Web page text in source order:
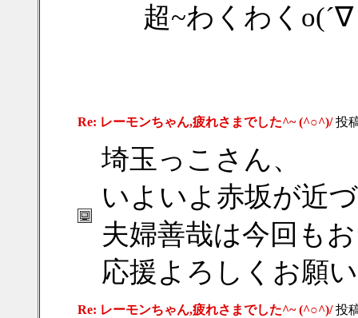
超~わくわくo(´∇
Re: レーモンちゃん,疲れさまでした^~ (^○^)/投
埼玉っこさん、
いよいよ赤坂が近
夫婦善哉は今回も
応援よろしくお
Re: レーモンちゃん,疲れさまでした^~ (^○^)/投